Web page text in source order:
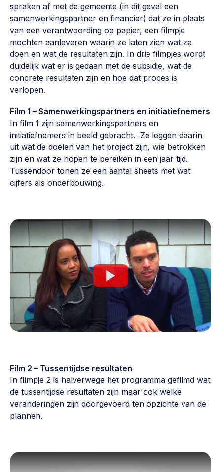
Bewonersbedrijf starten, ondernemingsplan maken >
Buurtbewoners verbinden
Community building en ABCD, welkomstcultuur >
Zorgzame gemeenschappen
Betrokken buurten, contact stimuleren, netwerken
uitbreiden >
Wijkaanpak
Werken aan de wijk, ABCD, WijkWijzer >
Weerbare gemeenschappen
Voorbereiden op crisis, noodsteunpunten,
ontmoetingsplekken >
Buurtenergie
Meebeslissen
Uitdaagrecht, gemeenschapsfondsen, lokale democratie >
Samenwerken en lokale politiek
Lobbyen, invloed uitoefenen, maatschappelijke impact >
Omgevingswet en gebiedsontwikkeling
invoering omgevingswet, participatie,
gebiedsontwikkeling>
030 231 7511
info@lsabewoners.nl
spraken af met de gemeente (in dit geval een
samenwerkingspartner en financier) dat ze in plaats
van een verantwoording op papier, een filmpje
mochten aanleveren waarin ze laten zien wat ze
doen en wat de resultaten zijn. In drie filmpjes wordt
duidelijk wat er is gedaan met de subsidie, wat de
concrete resultaten zijn en hoe dat proces is
verlopen.
Film 1 – Samenwerkingspartners en initiatiefnemers
In film 1 zijn samenwerkingspartners en
initiatiefnemers in beeld gebracht. Ze leggen daarin
uit wat de doelen van het project zijn, wie betrokken
zijn en wat ze hopen te bereiken in een jaar tijd.
Tussendoor tonen ze een aantal sheets met wat
cijfers als onderbouwing.
Film 2 – Tussentijdse resultaten
In filmpje 2 is halverwege het programma gefilmd wat
de tussentijdse resultaten zijn maar ook welke
veranderingen zijn doorgevoerd ten opzichte van de
plannen.